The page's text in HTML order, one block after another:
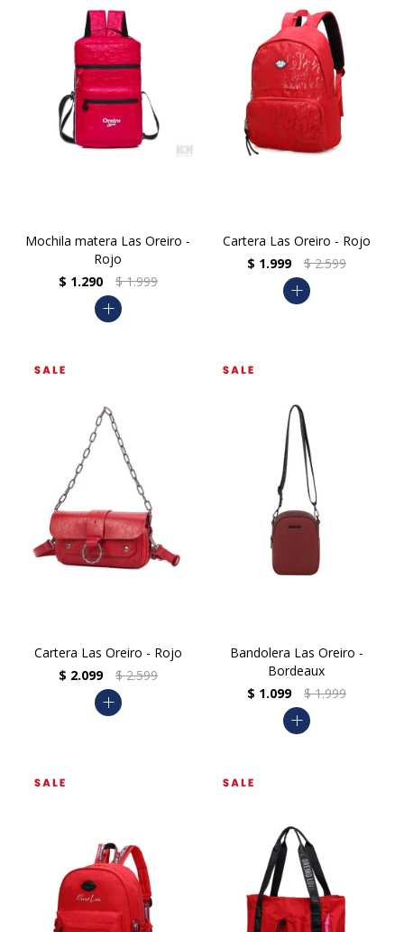
Mochila matera Las Oreiro -
Rojo
$ 1.290 $ 1.999
add
Cartera Las Oreiro - Rojo
$ 1.999 $ 2.599
add
Cartera Las Oreiro - Rojo
$ 2.099 $ 2.599
add
Bandolera Las Oreiro -
Bordeaux
$ 1.099 $ 1.999
add